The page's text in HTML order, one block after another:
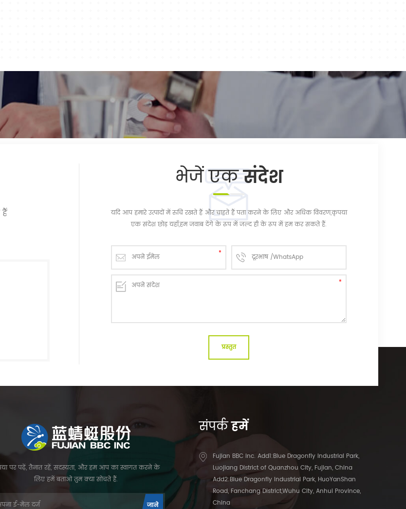
भेजें एकसंदेश
यदि आप हमारे उत्पादों में रुचि रखते हैं और चाहते हैं पता करने के लिए और अधिक विवरण,कृपया
एक संदेश छोड़ यहाँ,हम जवाब देंगे के रूप में जल्द ही के रूप में हम कर सकते हैं.
पर पढ़ें, तैनात रहें, सदस्यता, और हम आप का स्वागत करने के
लिए हमें बताओ तुम क्या सोचते हैं.
संपर्कहमें
Fujian BBC Inc. Add1:Blue Dragonfly Industrial Park,
Luojiang District of Quanzhou City, Fujian, China
Add2:Blue Dragonfly Industrial Park, HuoYanShan
Road, Fanchang District,Wuhu City, Anhui Province,
China